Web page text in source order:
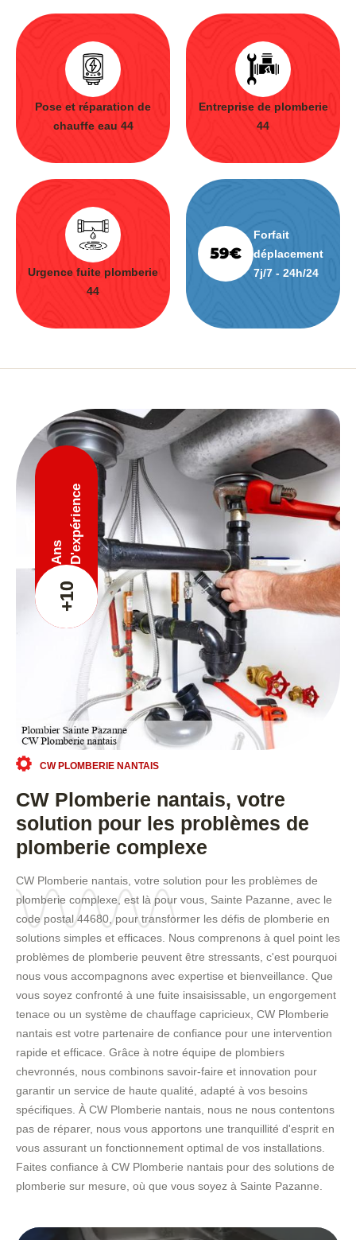
Pose et réparation de
chauffe eau 44
Entreprise de plomberie
44
Urgence fuite plomberie
44
Forfait
déplacement
7j/7 - 24h/24
+10
Ans D'expérience
CW PLOMBERIE NANTAIS
CW Plomberie nantais, votre
solution pour les problèmes de
plomberie complexe
CW Plomberie nantais, votre solution pour les problèmes de
plomberie complexe, est là pour vous, Sainte Pazanne, avec le
code postal 44680, pour transformer les défis de plomberie en
solutions simples et efficaces. Nous comprenons à quel point les
problèmes de plomberie peuvent être stressants, c'est pourquoi
nous vous accompagnons avec expertise et bienveillance. Que
vous soyez confronté à une fuite insaisissable, un engorgement
tenace ou un système de chauffage capricieux, CW Plomberie
nantais est votre partenaire de confiance pour une intervention
rapide et efficace. Grâce à notre équipe de plombiers
chevronnés, nous combinons savoir-faire et innovation pour
garantir un service de haute qualité, adapté à vos besoins
spécifiques. À CW Plomberie nantais, nous ne nous contentons
pas de réparer, nous vous apportons une tranquillité d'esprit en
vous assurant un fonctionnement optimal de vos installations.
Faites confiance à CW Plomberie nantais pour des solutions de
plomberie sur mesure, où que vous soyez à Sainte Pazanne.